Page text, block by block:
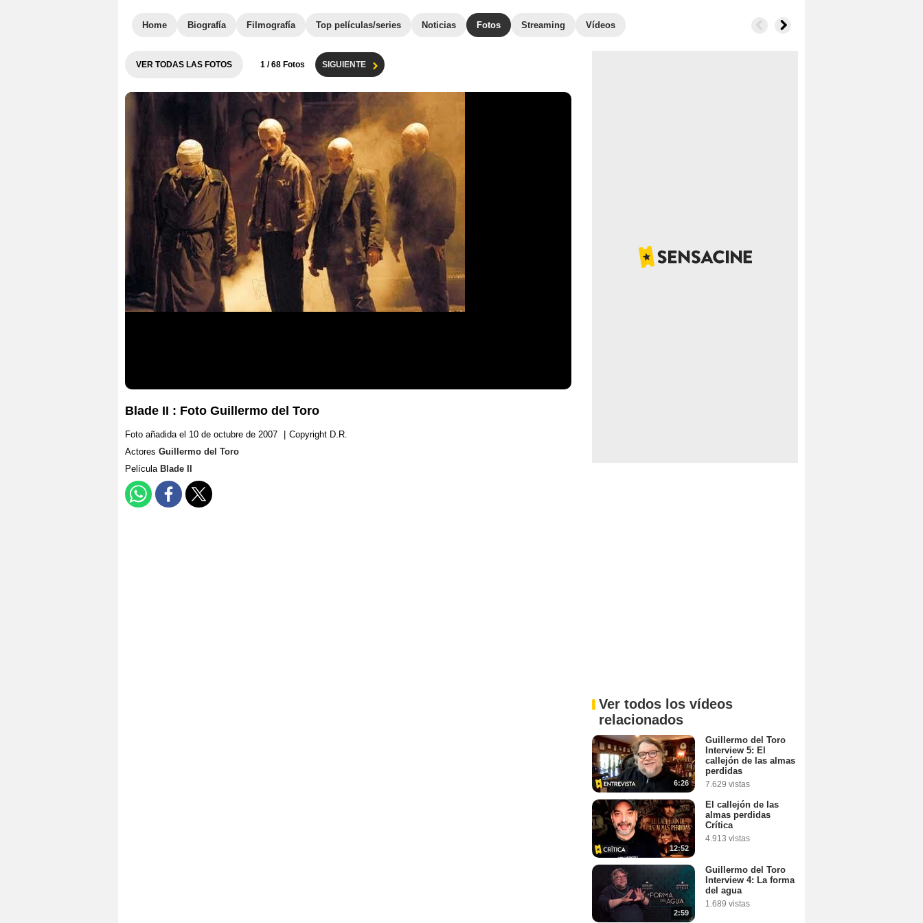
Home Biografía Filmografía Top películas/series Noticias Fotos Streaming Vídeos
VER TODAS LAS FOTOS 1 / 68 Fotos SIGUIENTE
Blade II : Foto Guillermo del Toro
Foto añadida el 10 de octubre de 2007
Copyright D.R.
Actores Guillermo del Toro
Película Blade II
Ver todos los vídeos
relacionados
6:26
Guillermo del Toro
Interview 5: El
callejón de las almas
perdidas
7.629 vistas
12:52
El callejón de las
almas perdidas
Crítica
4.913 vistas
2:59
Guillermo del Toro
Interview 4: La forma
del agua
1.689 vistas